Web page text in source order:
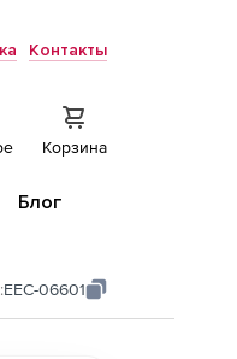
Контакты
Корзина
Блог
EEC-06601